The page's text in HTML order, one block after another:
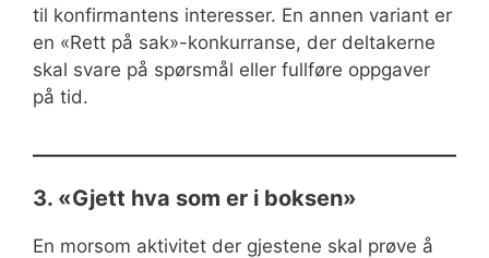
til konfirmantens interesser. En annen variant er
en «Rett på sak»-konkurranse, der deltakerne
skal svare på spørsmål eller fullføre oppgaver
på tid.
3. «Gjett hva som er i boksen»
En morsom aktivitet der gjestene skal prøve å